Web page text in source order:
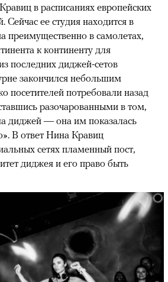
в расписаниях европейских
Сейчас ее студия находится в
преимущественно в самолетах,
к континенту для
последних диджей-сетов
закончился небольшим
посетителей потребовали назад
разочарованными в том,
диджей — она им показалась
В ответ Нина Кравиц
сетях пламенный пост,
диджея и его право быть